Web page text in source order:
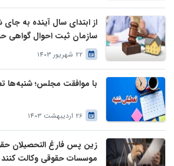
از ابتدای سال آینده به
سازمان ثبت احوال گواهی
درخواست وراث صادر خواهد
22 شهریور 1403
با موافقت مجلس؛ شنبه‌ها
26 اردیبهشت 1403
زین پس فارغ التحصیلان
موسسات حقوقی وکالت کنند